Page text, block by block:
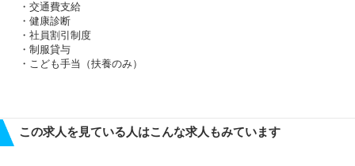
・交通費支給
・健康診断
・社員割引制度
・制服貸与
・こども手当（扶養のみ）
この求人を見ている人はこんな求人もみています